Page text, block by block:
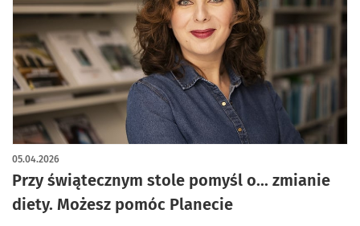
Przy świątecznym stole pomyśl o... zmianie
diety. Możesz pomóc Planecie
05.04.2026